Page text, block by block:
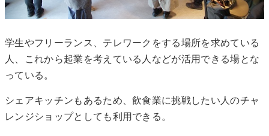
学生やフリーランス、テレワークをする場所を求めている
人、これから起業を考えている人などが活用できる場とな
っている。
シェアキッチンもあるため、飲食業に挑戦したい人のチャ
レンジショップとしても利用できる。